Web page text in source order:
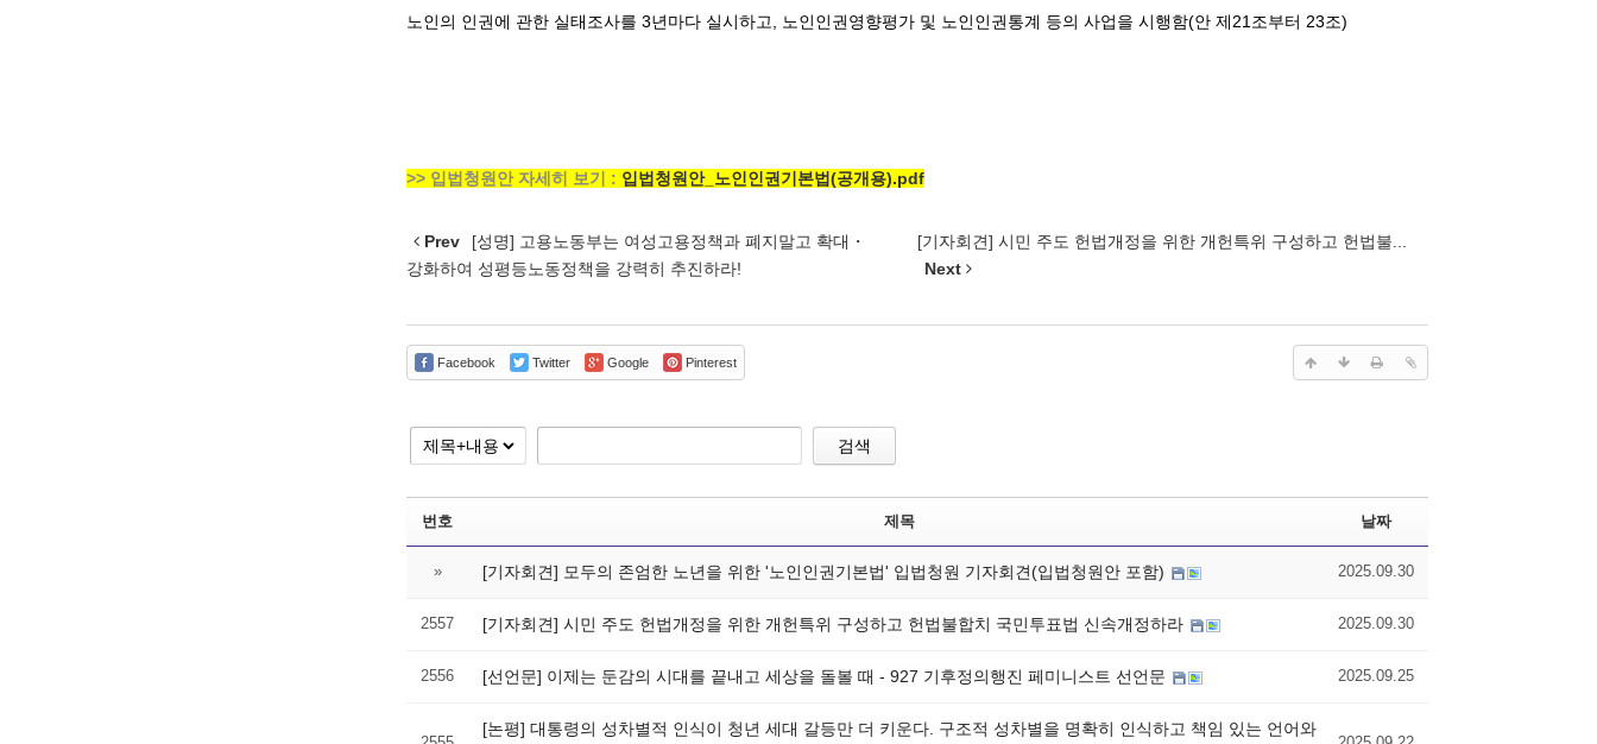
노인의 인권에 관한 실태조사를 3년마다 실시하고, 노인인권영향평가 및 노인인권통계 등의 사업을 시행함(안 제21조부터 23조)
>> 입법청원안 자세히 보기 : 입법청원안_노인인권기본법(공개용).pdf
Prev
[성명] 고용노동부는 여성고용정책과 폐지말고 확대・
강화하여 성평등노동정책을 강력히 추진하라!
[기자회견] 시민 주도 헌법개정을 위한 개헌특위 구성하고 헌법불...
Next
Facebook Twitter Google Pinterest
검색
번호 제목 날짜
» [기자회견] 모두의 존엄한 노년을 위한 '노인인권기본법' 입법청원 기자회견(입법청원안 포함) 2025.09.30
2557 [기자회견] 시민 주도 헌법개정을 위한 개헌특위 구성하고 헌법불합치 국민투표법 신속개정하라 2025.09.30
2556 [선언문] 이제는 둔감의 시대를 끝내고 세상을 돌볼 때 - 927 기후정의행진 페미니스트 선언문 2025.09.25
[논평] 대통령의 성차별적 인식이 청년 세대 갈등만 더 키운다. 구조적 성차별을 명확히 인식하고 책임 있는 언어와